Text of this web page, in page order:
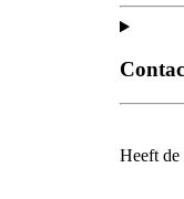
Heeft de